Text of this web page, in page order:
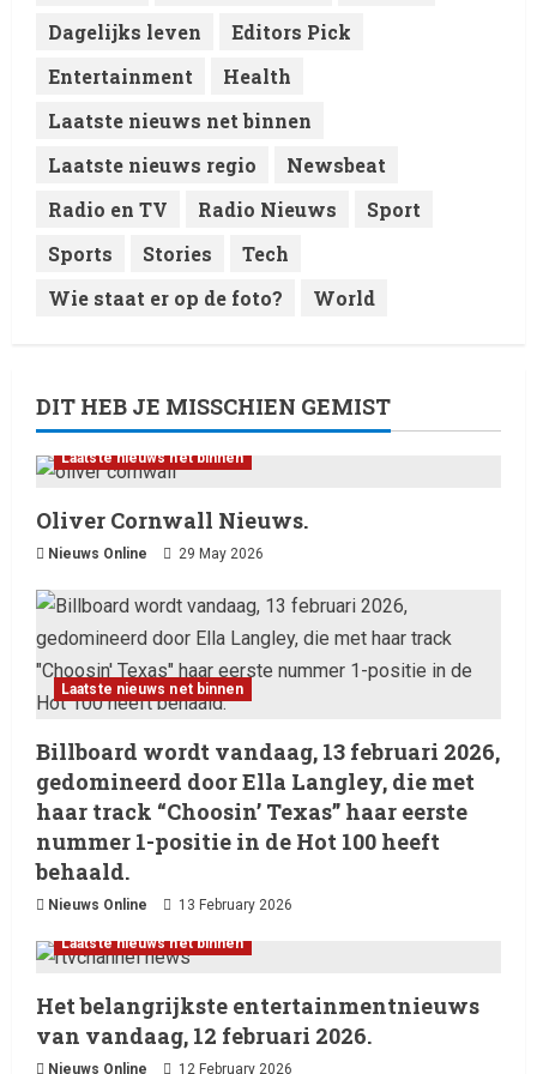
5
RTVchannel.com brengt je
entertainmentnieuws!
Dagelijks leven
Editors Pick
Entertainment
Health
Laatste nieuws net binnen
Laatste nieuws regio
Newsbeat
Radio en TV
Radio Nieuws
Sport
Sports
Stories
Tech
Wie staat er op de foto?
World
DIT HEB JE MISSCHIEN GEMIST
Laatste nieuws net binnen
Oliver Cornwall Nieuws.
Nieuws Online 29 May 2026
Laatste nieuws net binnen
Billboard wordt vandaag, 13 februari 2026,
gedomineerd door Ella Langley, die met
haar track “Choosin’ Texas” haar eerste
nummer 1-positie in de Hot 100 heeft
behaald.
Nieuws Online 13 February 2026
Laatste nieuws net binnen
Het belangrijkste entertainmentnieuws
van vandaag, 12 februari 2026.
Nieuws Online 12 February 2026